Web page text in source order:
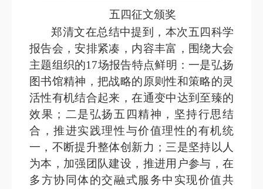
五四征文颁奖
郑清文在总结中提到，本次五四科学
报告会，安排紧凑，内容丰富，围绕大会
主题组织的17场报告特点鲜明：一是弘扬
图书馆精神，把战略的原则性和策略的灵
活性有机结合起来，在通变中达到至臻的
效果；二是弘扬五四精神，坚持行思结
合，推进实践理性与价值理性的有机统
一，不断提升整体创新力；三是坚持以人
为本，加强团队建设，推进用户参与，在
多方协同体的交融式服务中实现价值共